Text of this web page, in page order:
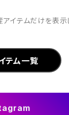
イテムだけを表示
テム一覧